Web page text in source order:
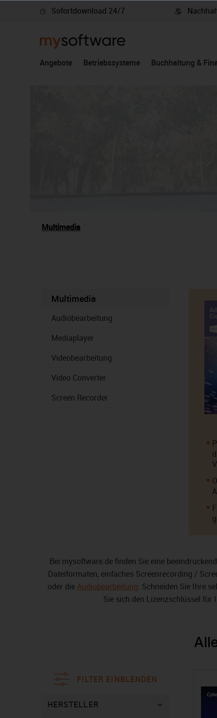
Zur Hauptnavigation springen
Sofortdownload 24/7
Angebote Betriebssysteme Buchhaltung &
Multimedia
Multimedia
Audiobearbeitung
Mediaplayer
Videobearbeitung
Video Converter
Screen Recorder
Bei mysoftware.de finden Sie eine
Dateiformaten, einfaches Screenrecording /
oder die Audiobearbeitung. Schneiden Sie Ihre
Sie sich den Lizenzschlüssel
FILTER EINBLENDEN
HERSTELLER